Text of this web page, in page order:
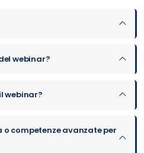
webinar?
webinar?
o competenze avanzate per